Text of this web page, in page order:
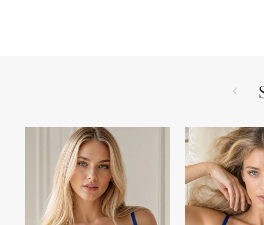
Indietro